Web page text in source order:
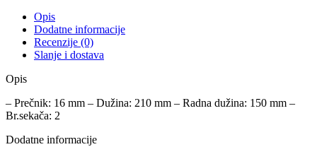
Opis
Dodatne informacije
Recenzije (0)
Slanje i dostava
Opis
– Prečnik: 16 mm – Dužina: 210 mm – Radna dužina: 150 mm –
Br.sekača: 2
Dodatne informacije